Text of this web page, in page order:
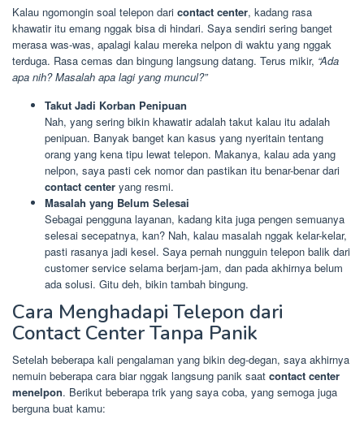
Kalau ngomongin soal telepon dari contact center, kadang rasa
khawatir itu emang nggak bisa di hindari. Saya sendiri sering banget
merasa was-was, apalagi kalau mereka nelpon di waktu yang nggak
terduga. Rasa cemas dan bingung langsung datang. Terus mikir, “Ada
apa nih? Masalah apa lagi yang muncul?”
Takut Jadi Korban Penipuan
Nah, yang sering bikin khawatir adalah takut kalau itu adalah
penipuan. Banyak banget kan kasus yang nyeritain tentang
orang yang kena tipu lewat telepon. Makanya, kalau ada yang
nelpon, saya pasti cek nomor dan pastikan itu benar-benar dari
contact center yang resmi.
Masalah yang Belum Selesai
Sebagai pengguna layanan, kadang kita juga pengen semuanya
selesai secepatnya, kan? Nah, kalau masalah nggak kelar-kelar,
pasti rasanya jadi kesel. Saya pernah nungguin telepon balik dari
customer service selama berjam-jam, dan pada akhirnya belum
ada solusi. Gitu deh, bikin tambah bingung.
Cara Menghadapi Telepon dari
Contact Center Tanpa Panik
Setelah beberapa kali pengalaman yang bikin deg-degan, saya akhirnya
nemuin beberapa cara biar nggak langsung panik saat contact center
menelpon. Berikut beberapa trik yang saya coba, yang semoga juga
berguna buat kamu: